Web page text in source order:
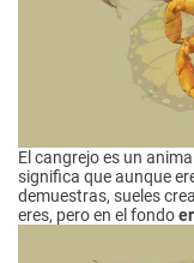
El cangrejo es un
significa que aunque
demuestras, sueles
eres, pero en el fondo